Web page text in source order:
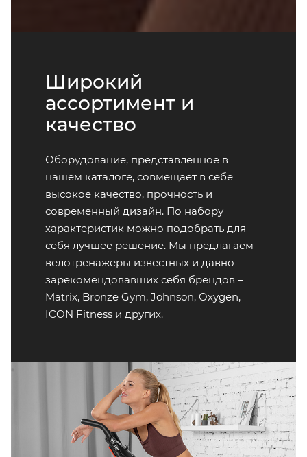
Широкий
ассортимент и
качество
Оборудование, представленное в
нашем каталоге, совмещает в себе
высокое качество, прочность и
современный дизайн. По набору
характеристик можно подобрать для
себя лучшее решение. Мы предлагаем
велотренажеры известных и давно
зарекомендовавших себя брендов –
Matrix, Bronze Gym, Johnson, Oxygen,
ICON Fitness и других.